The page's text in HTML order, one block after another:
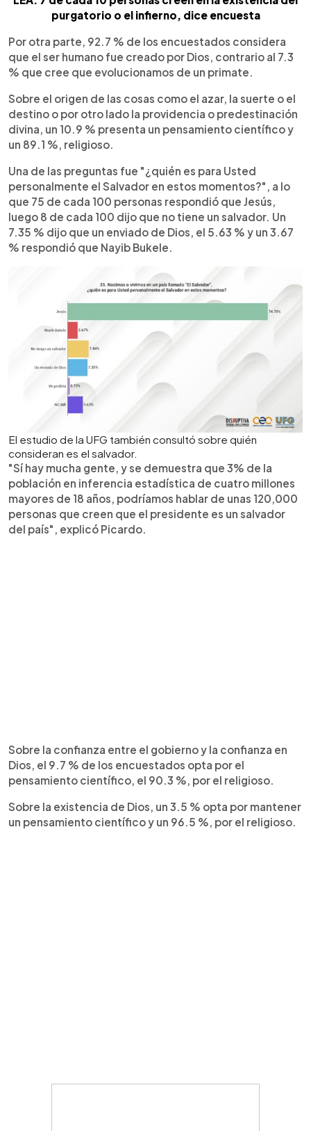
purgatorio o el infierno, dice encuesta
Por otra parte, 92.7 % de los encuestados considera
que el ser humano fue creado por Dios, contrario al 7.3
% que cree que evolucionamos de un primate.
Sobre el origen de las cosas como el azar, la suerte o el
destino o por otro lado la providencia o predestinación
divina, un 10.9 % presenta un pensamiento científico y
un 89.1 %, religioso.
Una de las preguntas fue "¿quién es para Usted
personalmente el Salvador en estos momentos?", a lo
que 75 de cada 100 personas respondió que Jesús,
luego 8 de cada 100 dijo que no tiene un salvador. Un
7.35 % dijo que un enviado de Dios, el 5.63 % y un 3.67
% respondió que Nayib Bukele.
El estudio de la UFG también consultó sobre quién
consideran es el salvador.
"Sí hay mucha gente, y se demuestra que 3% de la
población en inferencia estadística de cuatro millones
mayores de 18 años, podríamos hablar de unas 120,000
personas que creen que el presidente es un salvador
del país", explicó Picardo.
Sobre la confianza entre el gobierno y la confianza en
Dios, el 9.7 % de los encuestados opta por el
pensamiento científico, el 90.3 %, por el religioso.
Sobre la existencia de Dios, un 3.5 % opta por mantener
un pensamiento científico y un 96.5 %, por el religioso.